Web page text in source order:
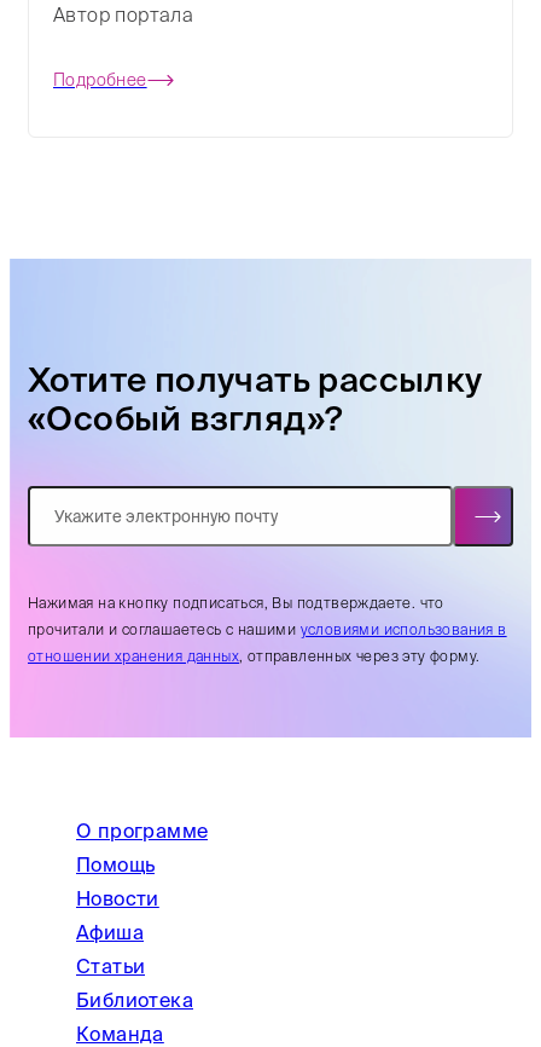
Автор портала
Подробнее
Хотите получать рассылку
«Особый взгляд»?
Нажимая на кнопку подписаться, Вы подтверждаете. что
прочитали и соглашаетесь с нашими условиями использования в
отношении хранения данных, отправленных через эту форму.
О программе
Помощь
Новости
Афиша
Статьи
Библиотека
Команда